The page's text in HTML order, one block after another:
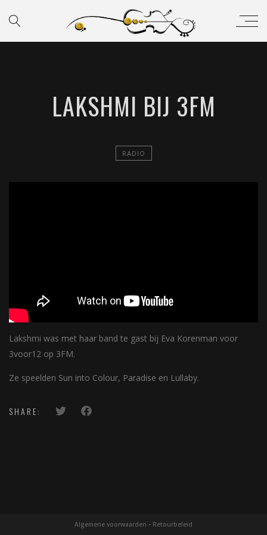
LAKSHMI BIJ 3FM
RADIO
Lakshmi was met haar band te gast bij Eva Korenman voor
3voor12 op 3FM.
Ze speelden Sun into Colour, Paradise en Lullaby.
SHARE:
Algemene voorwaarden - Retourbeleid